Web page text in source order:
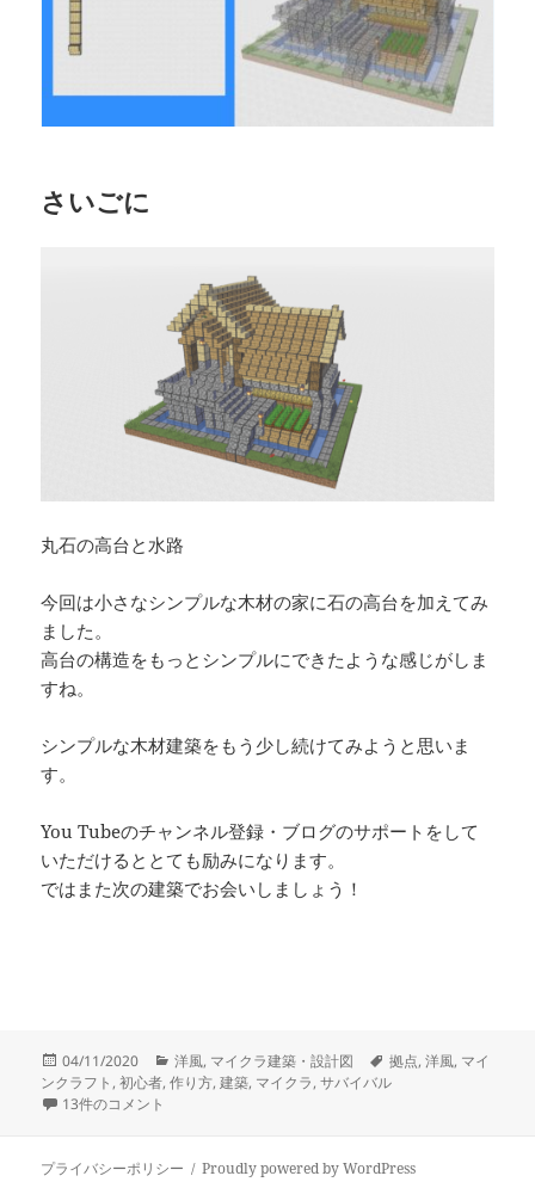
さいごに
丸石の高台と水路
今回は小さなシンプルな木材の家に石の高台を加えてみ
ました。
高台の構造をもっとシンプルにできたような感じがしま
すね。
シンプルな木材建築をもう少し続けてみようと思いま
す。
You Tubeのチャンネル登録・ブログのサポートをして
いただけるととても励みになります。
ではまた次の建築でお会いしましょう！
投
稿
日:
04/11/2020
カ
テ
洋風, マイクラ建築・設計図
タ
グ
拠点,洋風, マイ
ンクラフト ,初心者,作り方,建築, マイクラ,サバイバル
【マインクラフト】サバイバル拠点の作り方！丸石の高台と水路でおし
13件のコメント
プライバシーポリシー Proudly powered by WordPress